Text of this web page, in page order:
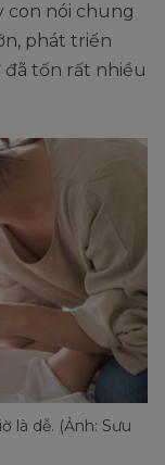
con nói chung
phát triển
đã tốn rất nhiều
là dễ. (Ảnh: Sưu